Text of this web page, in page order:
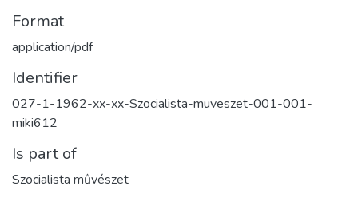
Format
application/pdf
Identifier
027-1-1962-xx-xx-Szocialista-muveszet-001-001-
miki612
Is part of
Szocialista művészet